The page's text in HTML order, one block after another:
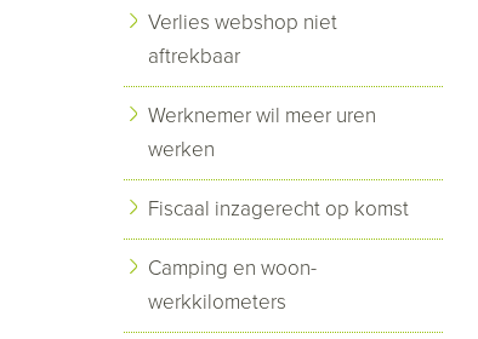
Verlies webshop niet
aftrekbaar
Werknemer wil meer uren
werken
Fiscaal inzagerecht op komst
Camping en woon-
werkkilometers